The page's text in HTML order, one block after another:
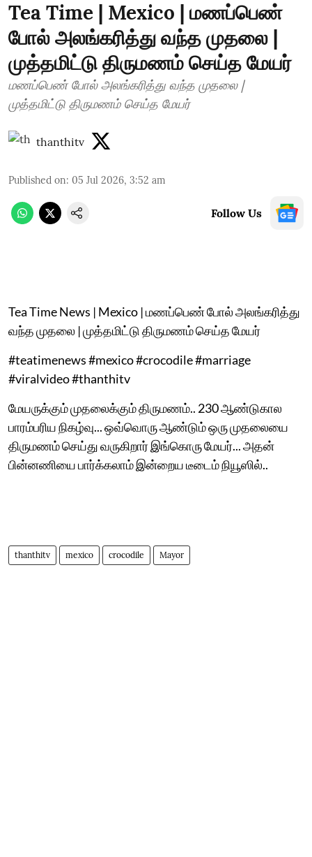
Tea Time | Mexico | மணப்பெண்
போல் அலங்கரித்து வந்த முதலை |
முத்தமிட்டு திருமணம் செய்த மேயர்
மணப்பெண் போல் அலங்கரித்து வந்த முதலை |
முத்தமிட்டு திருமணம் செய்த மேயர்
thanthitv
Published on: 05 Jul 2026, 3:52 am
Follow Us
Tea Time News | Mexico | மணப்பெண் போல் அலங்கரித்து
வந்த முதலை | முத்தமிட்டு திருமணம் செய்த மேயர்
#teatimenews #mexico #crocodile #marriage
#viralvideo #thanthitv
மேயருக்கும் முதலைக்கும் திருமணம்.. 230 ஆண்டுகால
பாரம்பரிய நிகழ்வு... ஒவ்வொரு ஆண்டும் ஒரு முதலையை
திருமணம் செய்து வருகிறார் இங்கொரு மேயர்... அதன்
பின்னணியை பார்க்கலாம் இன்றைய டீடைம் நியூஸில்..
thanthitv mexico crocodile Mayor